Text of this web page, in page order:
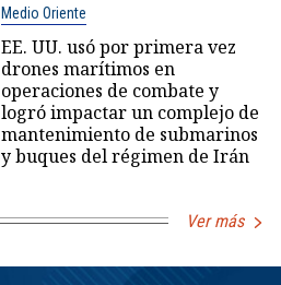
Medio Oriente
EE. UU. usó por primera vez
drones marítimos en
operaciones de combate y
logró impactar un complejo de
mantenimiento de submarinos
y buques del régimen de Irán
Ver más